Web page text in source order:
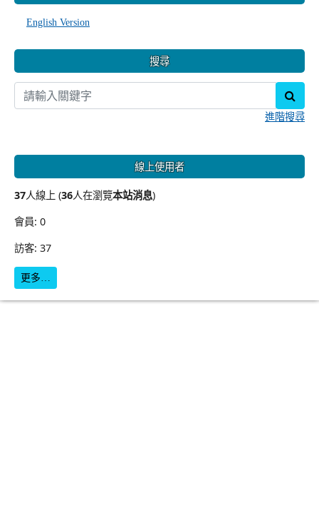
English Version
搜尋
進階搜尋
線上使用者
37人線上 (36人在瀏覽本站消息)
會員: 0
訪客: 37
更多…